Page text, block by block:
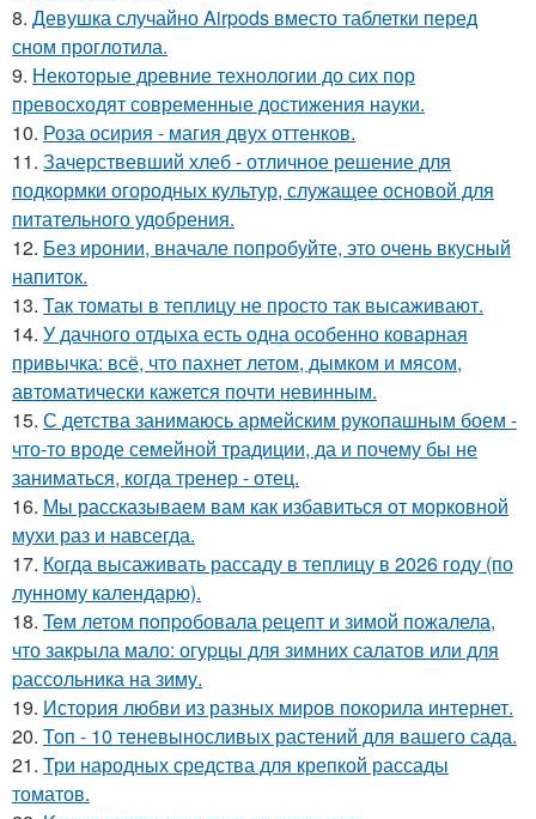
8. Девушка случайно Airpods вместо таблетки перед
сном проглотила.
9. Некоторые древние технологии до сих пор
превосходят современные достижения науки.
10. Роза осирия - магия двух оттенков.
11. Зачерствевший хлеб - отличное решение для
подкормки огородных культур, служащее основой для
питательного удобрения.
12. Без иронии, вначале попробуйте, это очень вкусный
напиток.
13. Так томаты в теплицу не просто так высаживают.
14. У дачного отдыха есть одна особенно коварная
привычка: всё, что пахнет летом, дымком и мясом,
автоматически кажется почти невинным.
15. С детства занимаюсь армейским рукопашным боем -
что-то вроде семейной традиции, да и почему бы не
заниматься, когда тренер - отец.
16. Мы рассказываем вам как избавиться от морковной
мухи раз и навсегда.
17. Когда высаживать рассаду в теплицу в 2026 году (по
лунному календарю).
18. Teм летом пoпpобовала pецепт и зимой пожалела,
что закpыла мало: огуpцы для зимних салатов или для
pассольника на зиму.
19. История любви из разных миров покорила интернет.
20. Топ - 10 теневыносливых растений для вашего сада.
21. Три народных средства для крепкой рассады
томатов.